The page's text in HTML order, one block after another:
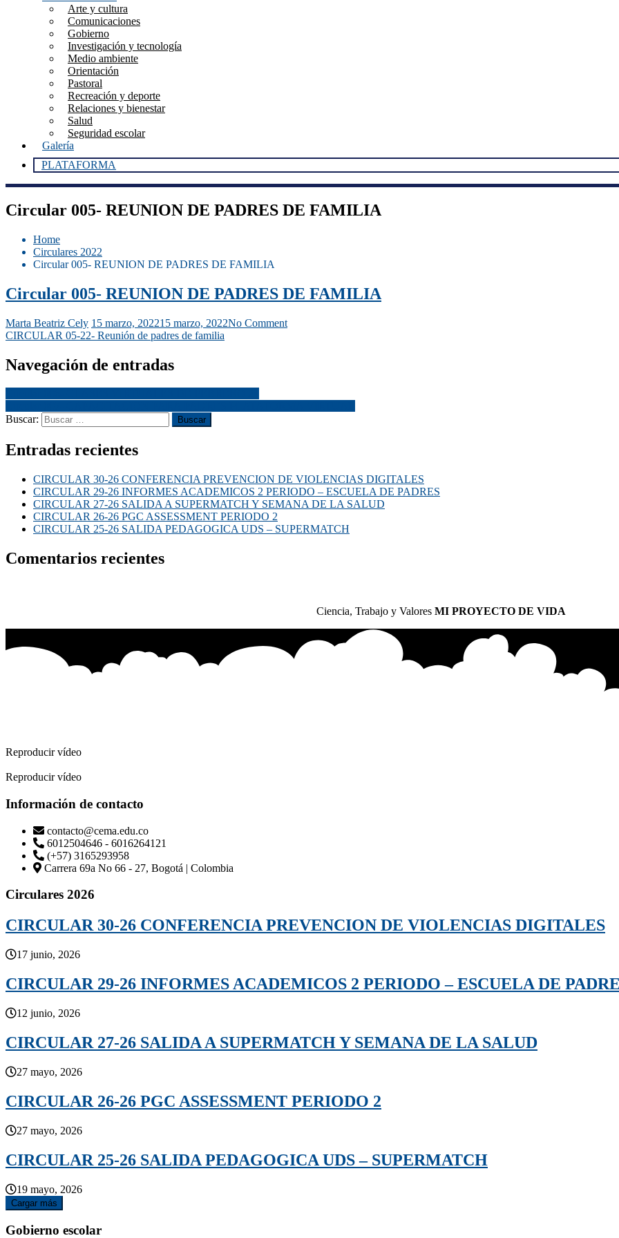
Arte y cultura
Comunicaciones
Gobierno
Investigación y tecnología
Medio ambiente
Orientación
Pastoral
Recreación y deporte
Relaciones y bienestar
Salud
Seguridad escolar
Galería
PLATAFORMA
Circular 005- REUNION DE PADRES DE FAMILIA
Home
Circulares 2022
Circular 005- REUNION DE PADRES DE FAMILIA
Circular 005- REUNION DE PADRES DE FAMILIA
Marta Beatriz Cely 15 marzo, 202215 marzo, 2022No Comment
CIRCULAR 05-22- Reunión de padres de familia
Navegación de entradas
Buscar:
Entradas recientes
CIRCULAR 30-26 CONFERENCIA PREVENCION DE VIOLENCIAS DIGITALES
CIRCULAR 29-26 INFORMES ACADEMICOS 2 PERIODO – ESCUELA DE PADRES
CIRCULAR 27-26 SALIDA A SUPERMATCH Y SEMANA DE LA SALUD
CIRCULAR 26-26 PGC ASSESSMENT PERIODO 2
CIRCULAR 25-26 SALIDA PEDAGOGICA UDS – SUPERMATCH
Comentarios recientes
Ciencia, Trabajo y ValoresMI PROYECTO DE VIDA
Reproducir vídeo
Reproducir vídeo
Información de contacto
contacto@cema.edu.co
6012504646 - 6016264121
(+57) 3165293958
Carrera 69a No 66 - 27, Bogotá | Colombia
Circulares 2026
CIRCULAR 30-26 CONFERENCIA PREVENCION DE VIOLENCIAS DIGITALES
17 junio, 2026
CIRCULAR 29-26 INFORMES ACADEMICOS 2 PERIODO – ESCUELA DE
12 junio, 2026
CIRCULAR 27-26 SALIDA A SUPERMATCH Y SEMANA DE LA SALUD
27 mayo, 2026
CIRCULAR 26-26 PGC ASSESSMENT PERIODO 2
27 mayo, 2026
CIRCULAR 25-26 SALIDA PEDAGOGICA UDS – SUPERMATCH
19 mayo, 2026
Cargar más
Gobierno escolar